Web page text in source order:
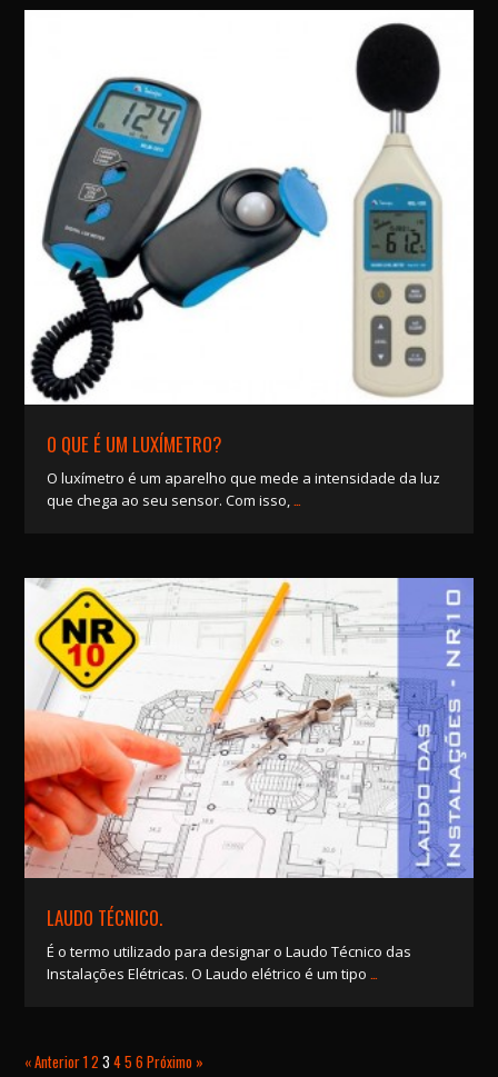
O QUE É UM LUXÍMETRO?
O luxímetro é um aparelho que mede a intensidade da luz
que chega ao seu sensor. Com isso,
LAUDO TÉCNICO.
É o termo utilizado para designar o Laudo Técnico das
Instalações Elétricas. O Laudo elétrico é um tipo
« Anterior12 3 45 6 Próximo »